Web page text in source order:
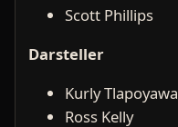
Scott Phillips
Darsteller
Kurly Tlapoyawa
Ross Kelly